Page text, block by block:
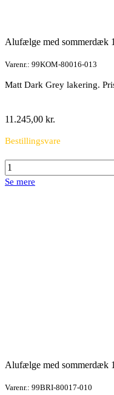
Alufælge med sommerdæk
Varenr.: 99KOM-80016-013
Matt Dark Grey lakering.
11.245,00 kr.
Bestillingsvare
Alufælge
med
sommerdæk
Se mere
Alufælge med sommerdæk
Varenr.: 99BRI-80017-010